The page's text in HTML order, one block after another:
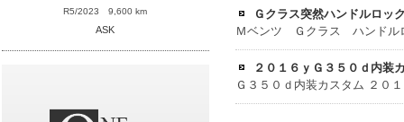
R5/2023 9,600 km
ASK
Ｇクラス突然ハンドルロッ
Ｍベンツ Ｇクラス ハンドル
２０１６ｙＧ３５０ｄ内装